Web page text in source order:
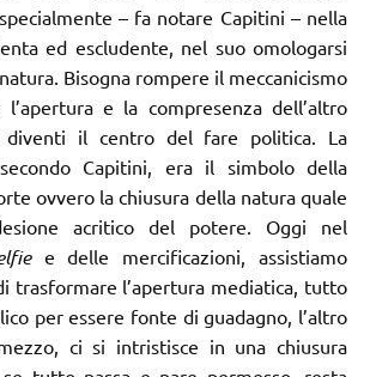
– fa notare Capitini – nella
ed escludente, nel suo omologarsi
Bisogna rompere il meccanicismo
l’apertura e la compresenza dell’altro
diventi il centro del fare politica. La
Capitini, era il simbolo della
ovvero la chiusura della natura quale
acritico del potere. Oggi nel
e delle mercificazioni, assistiamo
trasformare l’apertura mediatica, tutto
per essere fonte di guadagno, l’altro
ci si intristisce in una chiusura